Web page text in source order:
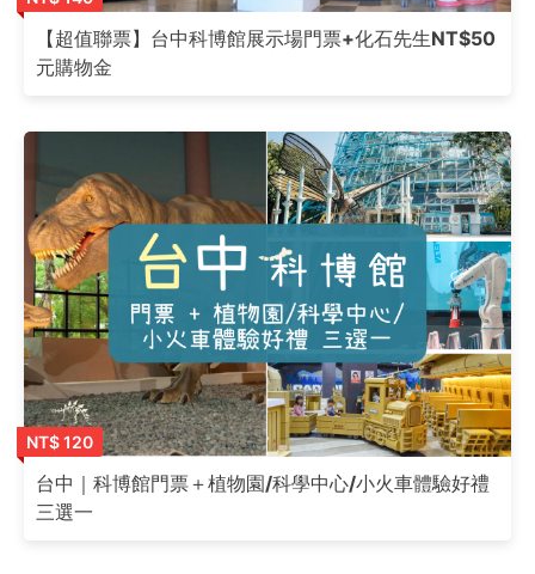
【超值聯票】台中科博館展示場門票+化石先生NT$50
元購物金
NT$ 120
台中｜科博館門票＋植物園/科學中心/小火車體驗好禮
三選一